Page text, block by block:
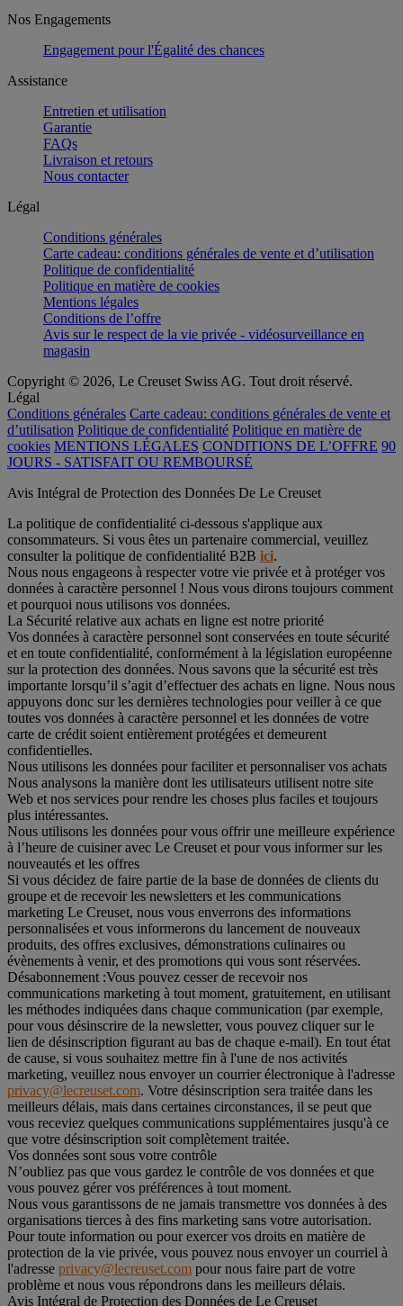
Nos Engagements
Engagement pour l'Égalité des chances
Assistance
Entretien et utilisation
Garantie
FAQs
Livraison et retours
Nous contacter
Légal
Conditions générales
Carte cadeau: conditions générales de vente et d’utilisation
Politique de confidentialité
Politique en matière de cookies
Mentions légales
Conditions de l’offre
Avis sur le respect de la vie privée - vidéosurveillance en
magasin
Copyright © 2026, Le Creuset Swiss AG. Tout droit réservé.
Légal
Conditions générales Carte cadeau: conditions générales de vente et
d’utilisation Politique de confidentialité Politique en matière de
cookies MENTIONS LÉGALES CONDITIONS DE L’OFFRE 90
JOURS - SATISFAIT OU REMBOURSÉ
Avis Intégral de Protection des Données De Le Creuset
La politique de confidentialité ci-dessous s'applique aux
consommateurs. Si vous êtes un partenaire commercial, veuillez
consulter la politique de confidentialité B2B ici.
Nous nous engageons à respecter votre vie privée et à protéger vos
données à caractère personnel ! Nous vous dirons toujours comment
et pourquoi nous utilisons vos données.
La Sécurité relative aux achats en ligne est notre priorité
Vos données à caractère personnel sont conservées en toute sécurité
et en toute confidentialité, conformément à la législation européenne
sur la protection des données. Nous savons que la sécurité est très
importante lorsqu’il s’agit d’effectuer des achats en ligne. Nous nous
appuyons donc sur les dernières technologies pour veiller à ce que
toutes vos données à caractère personnel et les données de votre
carte de crédit soient entièrement protégées et demeurent
confidentielles.
Nous utilisons les données pour faciliter et personnaliser vos achats
Nous analysons la manière dont les utilisateurs utilisent notre site
Web et nos services pour rendre les choses plus faciles et toujours
plus intéressantes.
Nous utilisons les données pour vous offrir une meilleure expérience
à l’heure de cuisiner avec Le Creuset et pour vous informer sur les
nouveautés et les offres
Si vous décidez de faire partie de la base de données de clients du
groupe et de recevoir les newsletters et les communications
marketing Le Creuset, nous vous enverrons des informations
personnalisées et vous informerons du lancement de nouveaux
produits, des offres exclusives, démonstrations culinaires ou
évènements à venir, et des promotions qui vous sont réservées.
Désabonnement :Vous pouvez cesser de recevoir nos
communications marketing à tout moment, gratuitement, en utilisant
les méthodes indiquées dans chaque communication (par exemple,
pour vous désinscrire de la newsletter, vous pouvez cliquer sur le
lien de désinscription figurant au bas de chaque e-mail). En tout état
de cause, si vous souhaitez mettre fin à l'une de nos activités
marketing, veuillez nous envoyer un courrier électronique à l'adresse
privacy@lecreuset.com. Votre désinscription sera traitée dans les
meilleurs délais, mais dans certaines circonstances, il se peut que
vous receviez quelques communications supplémentaires jusqu'à ce
que votre désinscription soit complètement traitée.
Vos données sont sous votre contrôle
N’oubliez pas que vous gardez le contrôle de vos données et que
vous pouvez gérer vos préférences à tout moment.
Nous vous garantissons de ne jamais transmettre vos données à des
organisations tierces à des fins marketing sans votre autorisation.
Pour toute information ou pour exercer vos droits en matière de
protection de la vie privée, vous pouvez nous envoyer un courriel à
l'adresse privacy@lecreuset.com pour nous faire part de votre
problème et nous vous répondrons dans les meilleurs délais.
Avis Intégral de Protection des Données de Le Creuset